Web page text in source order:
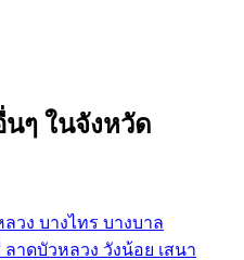
ๆ ในจังหวัด
วง บางไทร บางบาล
ลาดบัวหลวง วังน้อย เสนา